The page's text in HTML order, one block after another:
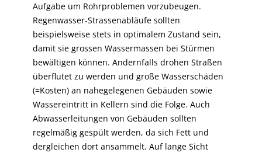
Aufgabe um Rohrproblemen vorzubeugen.
Regenwasser-Strassenabläufe sollten
beispielsweise stets in optimalem Zustand sein,
damit sie grossen Wassermassen bei Stürmen
bewältigen können. Andernfalls drohen Straßen
überflutet zu werden und große Wasserschäden
(=Kosten) an nahegelegenen Gebäuden sowie
Wassereintritt in Kellern sind die Folge. Auch
Abwasserleitungen von Gebäuden sollten
regelmäßig gespült werden, da sich Fett und
dergleichen dort ansammelt. Auf lange Sicht